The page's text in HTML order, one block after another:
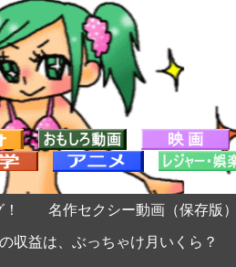
名作セクシー動画（保存版）
収益は、ぶっちゃけ月いくら？